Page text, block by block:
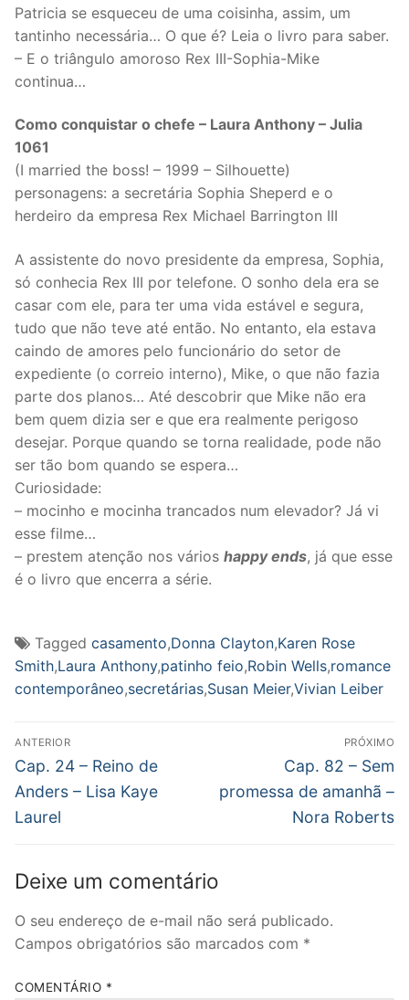
Patricia se esqueceu de uma coisinha, assim, um
tantinho necessária… O que é? Leia o livro para saber.
– E o triângulo amoroso Rex III-Sophia-Mike
continua…
Como conquistar o chefe – Laura Anthony – Julia
1061
(I married the boss! – 1999 – Silhouette)
personagens: a secretária Sophia Sheperd e o
herdeiro da empresa Rex Michael Barrington III
A assistente do novo presidente da empresa, Sophia,
só conhecia Rex III por telefone. O sonho dela era se
casar com ele, para ter uma vida estável e segura,
tudo que não teve até então. No entanto, ela estava
caindo de amores pelo funcionário do setor de
expediente (o correio interno), Mike, o que não fazia
parte dos planos… Até descobrir que Mike não era
bem quem dizia ser e que era realmente perigoso
desejar. Porque quando se torna realidade, pode não
ser tão bom quando se espera…
Curiosidade:
– mocinho e mocinha trancados num elevador? Já vi
esse filme…
– prestem atenção nos vários happy ends, já que esse
é o livro que encerra a série.
Tagged casamento,Donna Clayton,Karen Rose
Smith,Laura Anthony,patinho feio,Robin Wells,romance
contemporâneo,secretárias,Susan Meier,Vivian Leiber
Navegação
de
Post
ANTERIOR
Post
anterior:
Cap. 24 – Reino de
Anders – Lisa Kaye
Laurel
PRÓXIMO
Próximo
post:
Cap. 82 – Sem
promessa de amanhã –
Nora Roberts
Deixe um comentário
O seu endereço de e-mail não será publicado.
Campos obrigatórios são marcados com *
COMENTÁRIO *